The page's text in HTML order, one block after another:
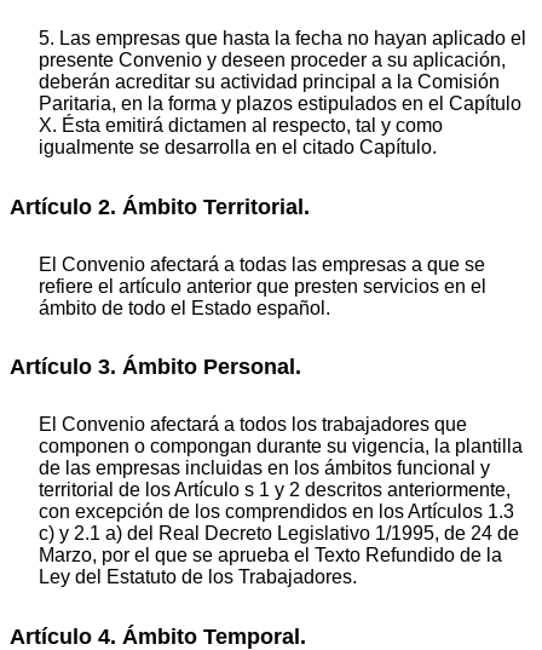
5. Las empresas que hasta la fecha no hayan aplicado el
presente Convenio y deseen proceder a su aplicación,
deberán acreditar su actividad principal a la Comisión
Paritaria, en la forma y plazos estipulados en el Capítulo
X. Ésta emitirá dictamen al respecto, tal y como
igualmente se desarrolla en el citado Capítulo.
Artículo 2. Ámbito Territorial.
El Convenio afectará a todas las empresas a que se
refiere el artículo anterior que presten servicios en el
ámbito de todo el Estado español.
Artículo 3. Ámbito Personal.
El Convenio afectará a todos los trabajadores que
componen o compongan durante su vigencia, la plantilla
de las empresas incluidas en los ámbitos funcional y
territorial de los Artículo s 1 y 2 descritos anteriormente,
con excepción de los comprendidos en los Artículos 1.3
c) y 2.1 a) del Real Decreto Legislativo 1/1995, de 24 de
Marzo, por el que se aprueba el Texto Refundido de la
Ley del Estatuto de los Trabajadores.
Artículo 4. Ámbito Temporal.